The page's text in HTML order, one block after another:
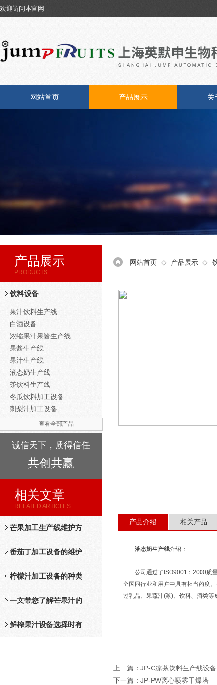
欢迎访问本官网
网站首页 产品展示 关
产品展示
PRODUCTS
饮料设备
果汁饮料生产线
白酒设备
浓缩果汁果酱生产线
果酱生产线
果汁生产线
液态奶生产线
茶饮料生产线
冬瓜饮料加工设备
刺梨汁加工设备
查看全部产品
诚信天下，质得信任
共创共赢
相关文章
RELATED ARTICLES
芒果加工生产线维护方
法
番茄丁加工设备的维护
保养措施分析
柠檬汁加工设备的种类
及工作原理介绍
一文带您了解芒果汁的
整套设备和工作流程
鲜榨果汁设备选择时有
网站首页 ◇ 产品展示 ◇
产品介绍 相关产品
液态奶生产线介绍：
公司通过了ISO9001：2000质量
全国同行业和用户中具有相当的度
过乳品、果蔬汁(浆)、饮料、酒类
上一篇： JP-C凉茶饮料生产线设备
下一篇： JP-PW离心喷雾干燥塔